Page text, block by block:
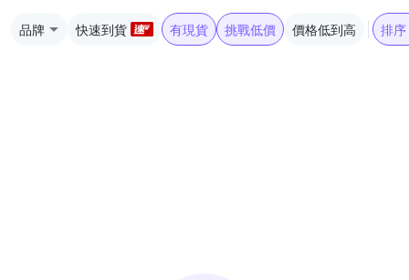
品牌 快速到貨 有現貨 挑戰低價 價格低到高 排序